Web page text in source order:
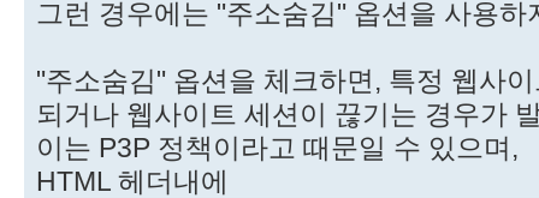
그런 경우에는 "주소숨김" 옵션을 사용
"주소숨김" 옵션을 체크하면, 특정 웹사
되거나 웹사이트 세션이 끊기는 경우가
이는 P3P 정책이라고 때문일 수 있으며,
HTML 헤더내에